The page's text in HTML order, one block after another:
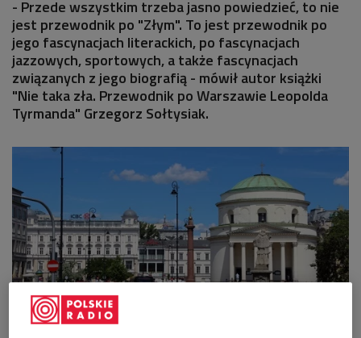
- Przede wszystkim trzeba jasno powiedzieć, to nie
jest przewodnik po "Złym". To jest przewodnik po
jego fascynacjach literackich, po fascynacjach
jazzowych, sportowych, a także fascynacjach
związanych z jego biografią - mówił autor książki
"Nie taka zła. Przewodnik po Warszawie Leopolda
Tyrmanda" Grzegorz Sołtysiak.